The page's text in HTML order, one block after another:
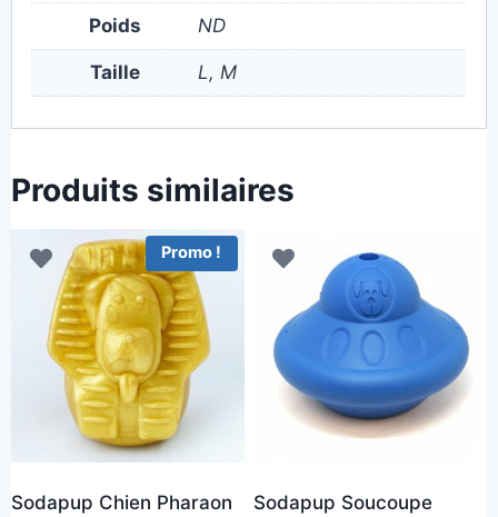
Poids ND
Taille L, M
Produits similaires
Promo !
Sodapup Chien Pharaon
Sodapup Soucoupe